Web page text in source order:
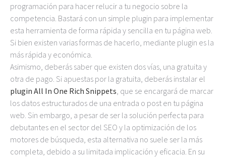
programación para hacer relucir a tu negocio sobre la
competencia. Bastará con un simple plugin para implementar
esta herramienta de forma rápida y sencilla en tu página web.
Si bien existen varias formas de hacerlo, mediante plugin es la
más rápida y económica.
Asimismo, deberás saber que existen dos vías, una gratuita y
otra de pago. Si apuestas por la gratuita, deberás instalar el
plugin All In One Rich Snippets, que se encargará de marcar
los datos estructurados de una entrada o post en tu página
web. Sin embargo, a pesar de ser la solución perfecta para
debutantes en el sector del SEO y la optimización de los
motores de búsqueda, esta alternativa no suele ser la más
completa, debido a su limitada implicación y eficacia. En su